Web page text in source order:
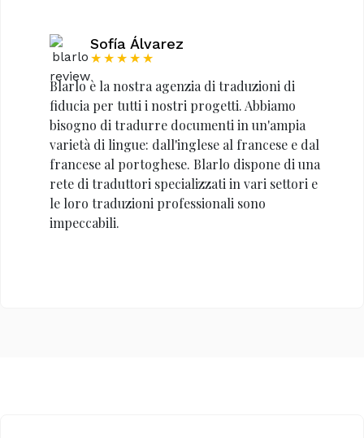
Sofía Álvarez
★★★★★
Blarlo è la nostra agenzia di traduzioni di
fiducia per tutti i nostri progetti. Abbiamo
bisogno di tradurre documenti in un'ampia
varietà di lingue: dall'inglese al francese e dal
francese al portoghese. Blarlo dispone di una
rete di traduttori specializzati in vari settori e
le loro traduzioni professionali sono
impeccabili.